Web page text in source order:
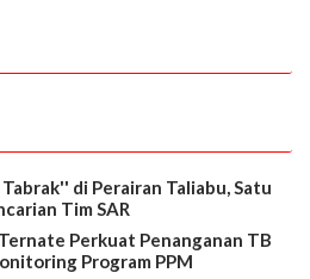
di Perairan Taliabu, Satu
Tim SAR
Perkuat Penanganan TB
Program PPM